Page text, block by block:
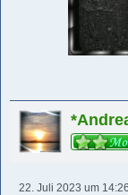
22. Juli 2023 um 14:26